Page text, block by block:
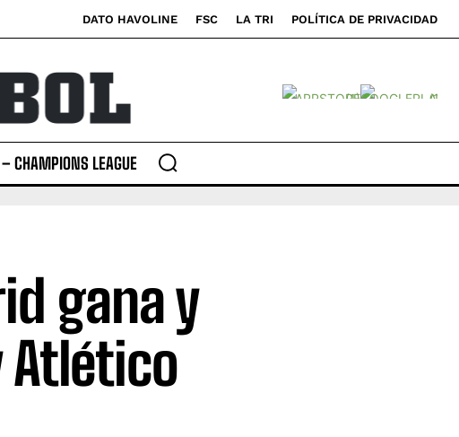
DATO HAVOLINE FSC LA TRI POLÍTICA DE PRIVACIDAD
CHAMPIONS LEAGUE
gana y
Atlético